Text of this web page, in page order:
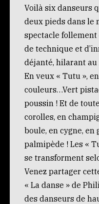
Voilà six danseurs
deux pieds dans le
spectacle
de technique et
déjanté, hilarant au
En veux « Tutu »,
couleurs…Vert
poussin ! Et de
corolles, en
boule, en cygne, en
palmipède ! Les «
se transforment
Venez partager
« La danse » de
des danseurs de